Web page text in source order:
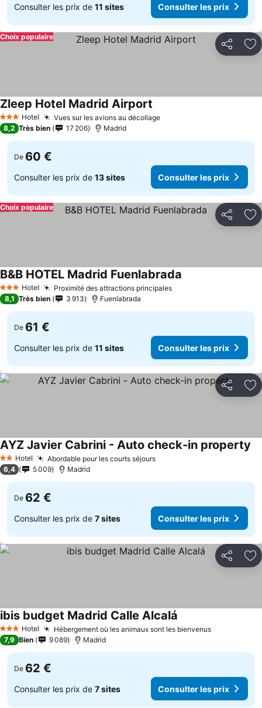
Consulter les prix de 11 sites Consulter les prix
Partager
Choix populaire
3 ÉtoilesHotel Vues sur les avions au décollageConsulter les prix
Zleep Hotel Madrid Airport
8,2 Très bien 17 206 Madrid
De 60 €
Consulter les prix de 13 sites Consulter les prix
Partager
Choix populaire
3 ÉtoilesHotel Proximité des attractions principalesConsulter les prix
B&B HOTEL Madrid Fuenlabrada
8,1 Très bien 3 913 Fuenlabrada
De 61 €
Consulter les prix de 11 sites Consulter les prix
Partager
2 Étoiles
Hotel Abordable pour les courts séjoursConsulter les prix
AYZ Javier Cabrini - Auto check-in property
6,4 5 009 Madrid
De 62 €
Consulter les prix de 7 sites Consulter les prix
Partager
3 ÉtoilesHotel Hébergement où les animaux sont les bienvenusConsulter
ibis budget Madrid Calle Alcalá
7,9 Bien 9 089 Madrid
De 62 €
Consulter les prix de 7 sites Consulter les prix